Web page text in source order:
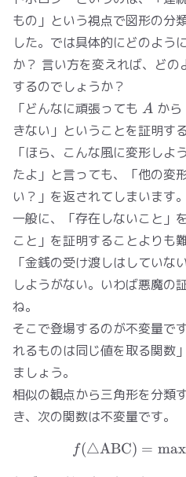
もの」という視点で図形の分
した。では具体的にどのよう
か？ 言い方を変えれば、ど
するのでしょうか？
「どんなに頑張っても A
A から
きない」ということを証明す
「ほら、こんな風に変形しよ
たよ」と言っても、「他の変
い？」を返されてしまいます。
一般に、「存在しないこと」
こと」を証明することよりも
「金銭の受け渡しはしていな
しようがない。いわば悪魔の
ね。
そこで登場するのが不変量で
れるものは同じ値を取る関数
ましょう。
相似の観点から三角形を分類
き、次の関数は不変量です。
f(△ABC) = max